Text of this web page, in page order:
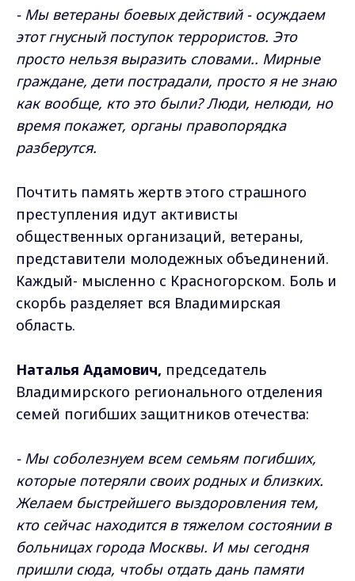
- Мы ветераны боевых действий - осуждаем
этот гнусный поступок террористов. Это
просто нельзя выразить словами.. Мирные
граждане, дети пострадали, просто я не знаю
как вообще, кто это были? Люди, нелюди, но
время покажет, органы правопорядка
разберутся.
Почтить память жертв этого страшного
преступления идут активисты
общественных организаций, ветераны,
представители молодежных объединений.
Каждый- мысленно с Красногорском. Боль и
скорбь разделяет вся Владимирская
область.
Наталья Адамович, председатель
Владимирского регионального отделения
семей погибших защитников отечества:
- Мы соболезнуем всем семьям погибших,
которые потеряли своих родных и близких.
Желаем быстрейшего выздоровления тем,
кто сейчас находится в тяжелом состоянии в
больницах города Москвы. И мы сегодня
пришли сюда, чтобы отдать дань памяти